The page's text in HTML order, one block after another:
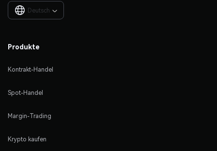
Deutsch 
Produkte
Kontrakt-Handel
Spot-Handel
Margin-Trading
Krypto kaufen